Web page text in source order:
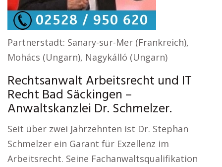
Partnerstadt: Sanary-sur-Mer (Frankreich),
Mohács (Ungarn), Nagykálló (Ungarn)
Rechtsanwalt Arbeitsrecht und IT
Recht Bad Säckingen –
Anwaltskanzlei Dr. Schmelzer.
Seit über zwei Jahrzehnten ist Dr. Stephan
Schmelzer ein Garant für Exzellenz im
Arbeitsrecht. Seine Fachanwaltsqualifikation